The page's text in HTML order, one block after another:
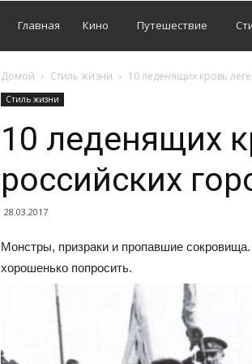
Главная Кино Путешествие
Домой Стиль жизни 10 леденящих кровь
Стиль жизни
10 леденящих
российских
28.03.2017
Монстры, призраки и пропавшие
хорошенько попросить.